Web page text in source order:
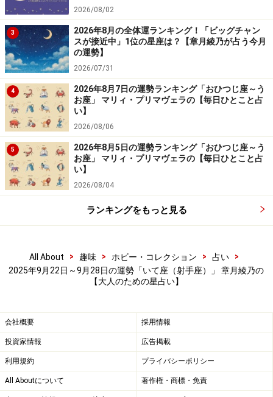
2026/08/02
3
2026年8月の全体運ランキング！「ビッグチャン
スが接近中」1位の星座は？【章月綾乃が占う今月
の運勢】
2026/07/31
4
2026年8月7日の運勢ランキング「おひつじ座～う
お座」 マリィ・プリマヴェラの【毎日ひとこと占
い】
2026/08/06
5
2026年8月5日の運勢ランキング「おひつじ座～う
お座」 マリィ・プリマヴェラの【毎日ひとこと占
い】
2026/08/04
ランキングをもっと見る
All About > 趣味 > ホビー・コレクション > 占い
>
2025年9月22日～9月28日の運勢「いて座（射手座）」 章月綾乃の
【大人のための星占い】
会社概要 採用情報
投資家情報 広告掲載
利用規約 プライバシーポリシー
All Aboutについて 著作権・商標・免責